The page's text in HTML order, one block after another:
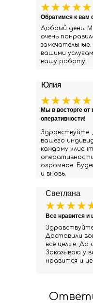
Юлия
вашего
каждому
огромное.
и вновь.
Мы в восторге от
оперативности!
Светлана
Доставили
все целые. До
Заказываю у
нравится и
Все нравится
Добрый день.
очень
вашими
вашу работу!
Обратимся к вам